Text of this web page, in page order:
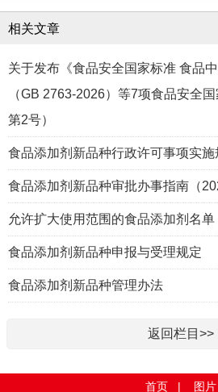
相关文章
关于发布《食品安全国家标准 食品
（GB 2763-2026）等7项食品安全
第2号）
食品添加剂新品种行政许可事项实施
食品添加剂新品种审批办事指南（
允许扩大使用范围的食品添加剂名单
食品添加剂新品种申报与受理规定
食品添加剂新品种管理办法
返回栏目>>
首页 | 图片